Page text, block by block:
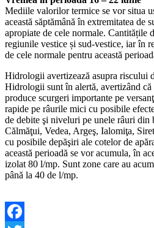
Mediile valorilor termice se vor situa
această săptămână în extremitatea de
apropiate de cele normale. Cantitățile
regiunile vestice și sud-vestice, iar în
de cele normale pentru această
Hidrologii avertizează asupra riscului
Hidrologii sunt în alertă, avertizând că
produce scurgeri importante pe
rapide pe râurile mici cu posibile
de debite şi niveluri pe unele râuri din
Călmăţui, Vedea, Argeş, Ialomiţa,
cu posibile depăşiri ale cotelor de
această perioadă se vor acumula, în
izolat 80 l/mp. Sunt zone care au
până la 40 de l/mp.